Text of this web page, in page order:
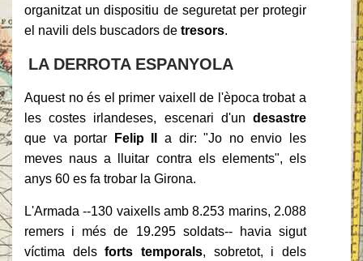
organitzat un dispositiu de seguretat per protegir
el navili dels buscadors de tresors.
LA DERROTA ESPANYOLA
Aquest no és el primer vaixell de l'època trobat a
les costes irlandeses, escenari d'un desastre
que va portar
Felip II
a dir: "Jo no envio les
meves naus a lluitar contra els elements", els
anys 60 es fa trobar la Girona.
L'Armada --130 vaixells amb 8.253 marins, 2.088
remers i més de 19.295 soldats-- havia sigut
víctima delsforts temporals, sobretot, i dels